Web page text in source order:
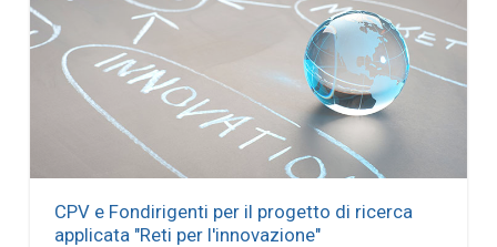
CPV e Fondirigenti per il progetto di ricerca
applicata "Reti per l'innovazione"